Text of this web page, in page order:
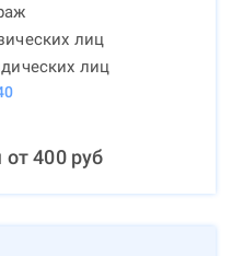
лиц
лиц
от400руб